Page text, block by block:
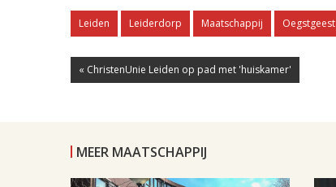
Leiden Leiderdorp Maatschappij Oegstgeest
« ChristenUnie Leiden op pad met 'huiskamer'
MEER MAATSCHAPPIJ